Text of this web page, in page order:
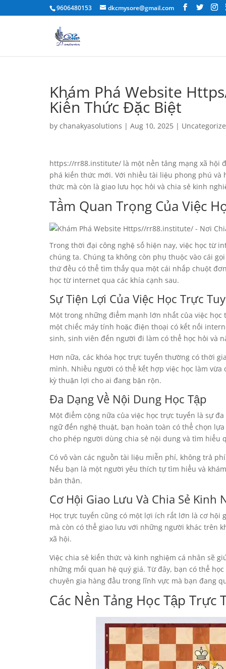
9606480153 dkcmysore@gmail.com
Khám Phá Website
Kiến Thức Đặc Biệt
by chanakyasolutions | Aug 10, 2025 |
https://rr88.institute/ là một nền tảng mạng xã hội
phá kiến thức mới. Với nhiều tài liệu phong phú
thức mà còn là giao lưu học hỏi và chia sẻ kinh
Tầm Quan Trọng Của Việc
Trong thời đại công nghệ số hiện nay, việc học từ
chúng ta. Chúng ta không còn phụ thuộc vào cái
thứ đều có thể tìm thấy qua một cái nhấp chuột
học từ internet qua các khía cạnh sau.
Sự Tiện Lợi Của Việc Học Trực
Một trong những điểm mạnh lớn nhất của việc
một chiếc máy tính hoặc điện thoại có kết nối
sinh, sinh viên đến người đi làm có thể học hỏi và
Hơn nữa, các khóa học trực tuyến thường có thời
mình. Nhiều người có thể kết hợp việc học làm
kỳ thuận lợi cho ai đang bận rộn.
Đa Dạng Về Nội Dung Học Tập
Một điểm cộng nữa của việc học trực tuyến là sự
ngữ đến nghệ thuật, bạn hoàn toàn có thể chọn
cho phép người dùng chia sẻ nội dung và tìm hiểu
Có vô vàn các nguồn tài liệu miễn phí, không trả
Nếu bạn là một người yêu thích tự tìm hiểu và
bản thân.
Cơ Hội Giao Lưu Và Chia Sẻ Kinh
Học trực tuyến cũng có một lợi ích rất lớn là cơ hội
mà còn có thể giao lưu với những người khác trên
xã hội.
Việc chia sẻ kiến thức và kinh nghiệm cá nhân sẽ
những mối quan hệ quý giá. Từ đây, bạn có thể
chuyên gia hàng đầu trong lĩnh vực mà bạn đang
Các Nền Tảng Học Tập Trực